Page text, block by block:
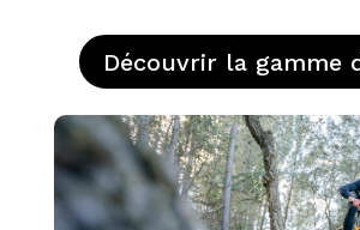
Découvrir la gamme